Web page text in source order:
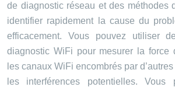
de diagnostic réseau et des méthodes
identifier rapidement la cause du
efficacement. Vous pouvez utiliser
diagnostic WiFi pour mesurer la force
les canaux WiFi encombrés par
les interférences potentielles. Vous